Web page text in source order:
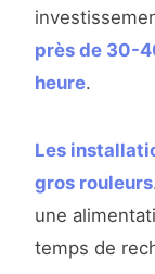
près de 30-
heure.
Les
gros rouleurs
une
temps de